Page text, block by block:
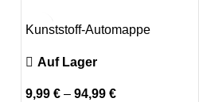
Kunststoff-Automappe
Auf Lager
9,99 € – 94,99 €